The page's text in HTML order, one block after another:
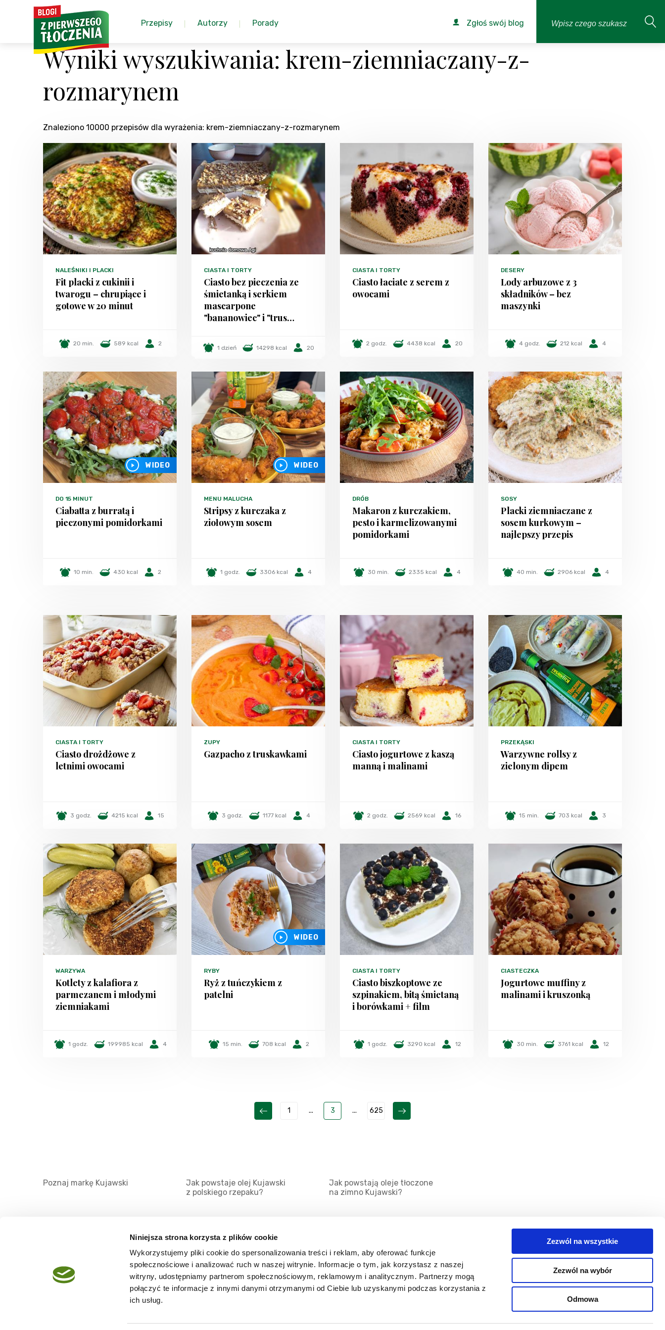
Niniejsza strona korzysta z plików cookie
Wykorzystujemy pliki cookie do spersonalizowania treści i reklam, aby oferować funkcje
społecznościowe i analizować ruch w naszej witrynie. Informacje o tym, jak korzystasz z naszej
witryny, udostępniamy partnerom społecznościowym, reklamowym i analitycznym. Partnerzy mogą
połączyć te informacje z innymi danymi otrzymanymi od Ciebie lub uzyskanymi podczas korzystania z
ich usług.
Zezwól na wszystkie
Zezwól na wybór
Odmowa
Przepisy Autorzy Porady Zgłoś swój blog
Wyniki wyszukiwania: krem-ziemniaczany-z-
rozmarynem
Znaleziono 10000 przepisów dla wyrażenia: krem-ziemniaczany-z-rozmarynem
NALEŚNIKI I PLACKI
Fit placki z cukinii i
twarogu – chrupiące i
gotowe w 20 minut
20 min. 589 kcal 2
CIASTA I TORTY
Ciasto bez pieczenia ze
śmietanką i serkiem
mascarpone
"bananowiec" i "trus…
1 dzień 14298 kcal 20
CIASTA I TORTY
Ciasto łaciate z serem z
owocami
2 godz. 4438 kcal 20
DESERY
Lody arbuzowe z 3
składników – bez
maszynki
4 godz. 212 kcal 4
WIDEO
DO 15 MINUT
Ciabatta z burratą i
pieczonymi pomidorkami
10 min. 430 kcal 2
WIDEO
MENU MALUCHA
Stripsy z kurczaka z
ziołowym sosem
1 godz. 3306 kcal 4
DRÓB
Makaron z kurczakiem,
pesto i karmelizowanymi
pomidorkami
30 min. 2335 kcal 4
SOSY
Placki ziemniaczane z
sosem kurkowym –
najlepszy przepis
40 min. 2906 kcal 4
CIASTA I TORTY
Ciasto drożdżowe z
letnimi owocami
3 godz. 4215 kcal 15
ZUPY
Gazpacho z truskawkami
3 godz. 1177 kcal 4
CIASTA I TORTY
Ciasto jogurtowe z kaszą
manną i malinami
2 godz. 2569 kcal 16
PRZEKĄSKI
Warzywne rollsy z
zielonym dipem
15 min. 703 kcal 3
WARZYWA
Kotlety z kalafiora z
parmezanem i młodymi
ziemniakami
1 godz. 199985 kcal 4
WIDEO
RYBY
Ryż z tuńczykiem z
patelni
15 min. 708 kcal 2
CIASTA I TORTY
Ciasto biszkoptowe ze
szpinakiem, bitą śmietaną
i borówkami + film
1 godz. 3290 kcal 12
CIASTECZKA
Jogurtowe muffiny z
malinami i kruszonką
30 min. 3761 kcal 12
1 ... 3 ... 625
Poznaj markę Kujawski
Jak powstaje olej Kujawski
z polskiego rzepaku?
Jak powstają oleje tłoczone
na zimno Kujawski?
Regulamin
Mapa serwisu
Kanały RSS
Porady
Kategorie
Kontakt
Zaloguj się